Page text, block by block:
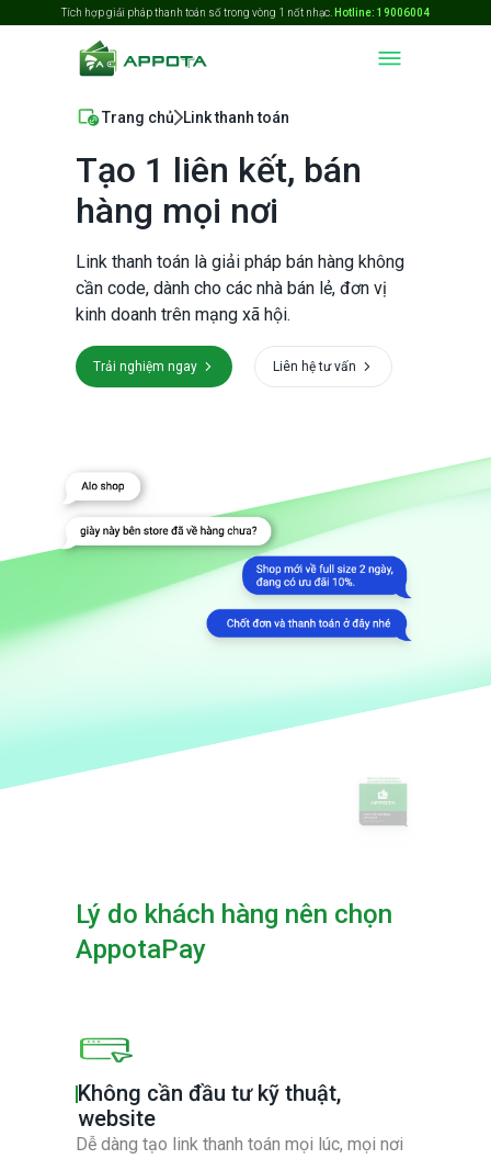
Tích hợp giải pháp thanh toán số trong vòng 1 nốt nhạc. Hotline: 19006004
Trang chủ Link thanh toán
Tạo 1 liên kết, bán
hàng mọi nơi
Link thanh toán là giải pháp bán hàng không
cần code, dành cho các nhà bán lẻ, đơn vị
kinh doanh trên mạng xã hội.
Trải nghiệm ngay Liên hệ tư vấn
Lý do khách hàng nên chọn
AppotaPay
Không cần đầu tư kỹ thuật,
website
Dễ dàng tạo link thanh toán mọi lúc, mọi nơi